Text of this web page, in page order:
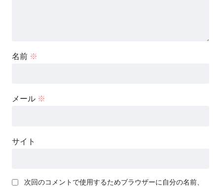
名前 ※
メール ※
サイト
次回のコメントで使用するためブラウザーに自分の名前、